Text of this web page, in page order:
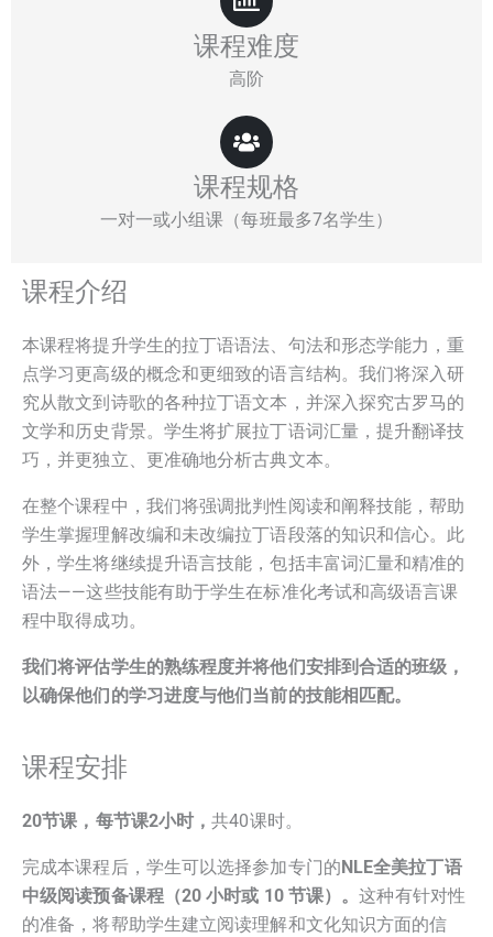
课程难度
高阶
课程规格
一对一或小组课（每班最多7名学生）
课程介绍
本课程将提升学生的拉丁语语法、句法和形态学能力，重
点学习更高级的概念和更细致的语言结构。我们将深入研
究从散文到诗歌的各种拉丁语文本，并深入探究古罗马的
文学和历史背景。学生将扩展拉丁语词汇量，提升翻译技
巧，并更独立、更准确地分析古典文本。
在整个课程中，我们将强调批判性阅读和阐释技能，帮助
学生掌握理解改编和未改编拉丁语段落的知识和信心。此
外，学生将继续提升语言技能，包括丰富词汇量和精准的
语法——这些技能有助于学生在标准化考试和高级语言课
程中取得成功。
我们将评估学生的熟练程度并将他们安排到合适的班级，
以确保他们的学习进度与他们当前的技能相匹配。
课程安排
20节课，每节课2小时，共40课时。
完成本课程后，学生可以选择参加专门的 NLE全美拉丁语
中级阅读预备课程（20 小时或 10 节课） 。这种有针对性
的准备，将帮助学生建立阅读理解和文化知识方面的信